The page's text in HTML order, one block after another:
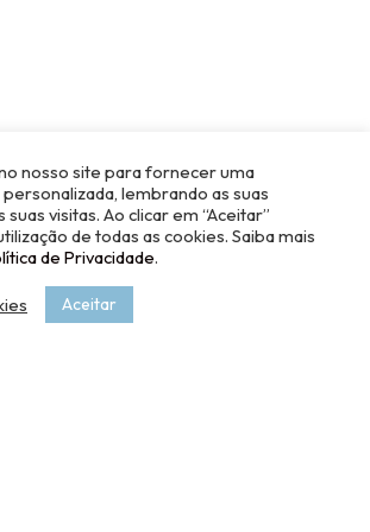
nosso site para fornecer uma
lembrando as suas
visitas. Ao clicar em “Aceitar”
de todas as cookies. Saiba mais
de Privacidade.
Aceitar